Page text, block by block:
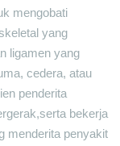
mengobati
yang
ligamen yang
cedera, atau
penderita
bekerja
menderita penyakit